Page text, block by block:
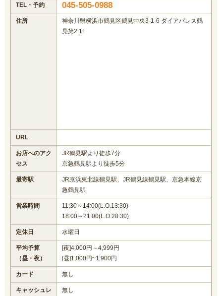
TEL・予約 045-505-0988
住所
神奈川県横浜市鶴見区鶴見中央3-1-6 ダイアパレス鶴
見第2 1F
URL
お店へのアク
セス
JR鶴見駅より徒歩7分
京急鶴見駅より徒歩5分
最寄駅
JR京浜東北線鶴見駅、JR鶴見線鶴見駅、京急本線京
急鶴見駅
営業時間
11:30～14:00(L.O.13:30)
18:00～21:00(L.O.20:30)
定休日 水曜日
平均予算
（昼・夜）
[夜]4,000円～4,999円
[昼]1,000円~1,900円
カード 無し
キャッシュレ
無し